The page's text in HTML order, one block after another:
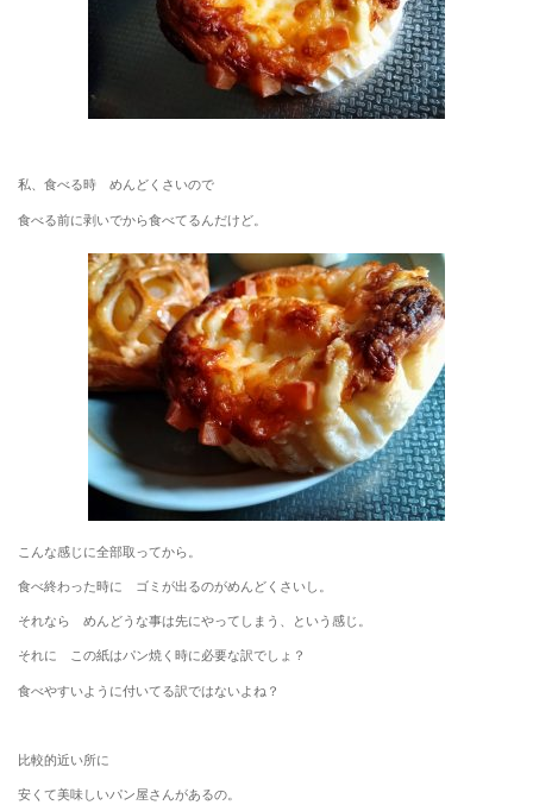
私、食べる時 めんどくさいので
食べる前に剥いでから食べてるんだけど。
こんな感じに全部取ってから。
食べ終わった時に ゴミが出るのがめんどくさいし。
それなら めんどうな事は先にやってしまう、という感じ。
それに この紙はパン焼く時に必要な訳でしょ？
食べやすいように付いてる訳ではないよね？
比較的近い所に
安くて美味しいパン屋さんがあるの。